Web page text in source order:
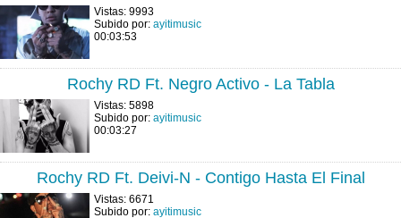
Vistas: 9993
Subido por: ayitimusic
00:03:53
Rochy RD Ft. Negro Activo - La Tabla
Vistas: 5898
Subido por: ayitimusic
00:03:27
Rochy RD Ft. Deivi-N - Contigo Hasta El Final
Vistas: 6671
Subido por: ayitimusic